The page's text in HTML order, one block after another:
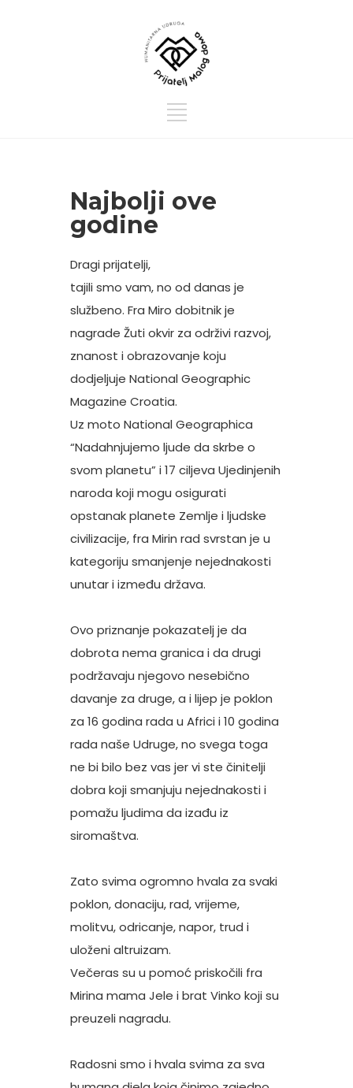
Najbolji ove
godine
Dragi prijatelji,
tajili smo vam, no od danas je
službeno. Fra Miro dobitnik je
nagrade Žuti okvir za održivi razvoj,
znanost i obrazovanje koju
dodjeljuje National Geographic
Magazine Croatia.
Uz moto National Geographica
“Nadahnjujemo ljude da skrbe o
svom planetu” i 17 ciljeva Ujedinjenih
naroda koji mogu osigurati
opstanak planete Zemlje i ljudske
civilizacije, fra Mirin rad svrstan je u
kategoriju smanjenje nejednakosti
unutar i između država.
Ovo priznanje pokazatelj je da
dobrota nema granica i da drugi
podržavaju njegovo nesebično
davanje za druge, a i lijep je poklon
za 16 godina rada u Africi i 10 godina
rada naše Udruge, no svega toga
ne bi bilo bez vas jer vi ste činitelji
dobra koji smanjuju nejednakosti i
pomažu ljudima da izađu iz
siromaštva.
Zato svima ogromno hvala za svaki
poklon, donaciju, rad, vrijeme,
molitvu, odricanje, napor, trud i
uloženi altruizam.
Večeras su u pomoć priskočili fra
Mirina mama Jele i brat Vinko koji su
preuzeli nagradu.
Radosni smo i hvala svima za sva